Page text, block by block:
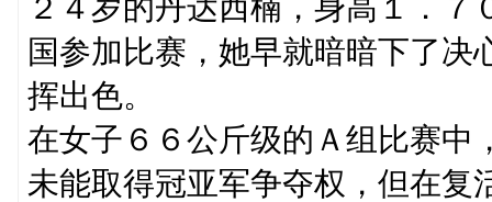
２４岁的丹达西楠，身高１．
国参加比赛，她早就暗暗下了
挥出色。
在女子６６公斤级的Ａ组比赛中
未能取得冠亚军争夺权，但在复